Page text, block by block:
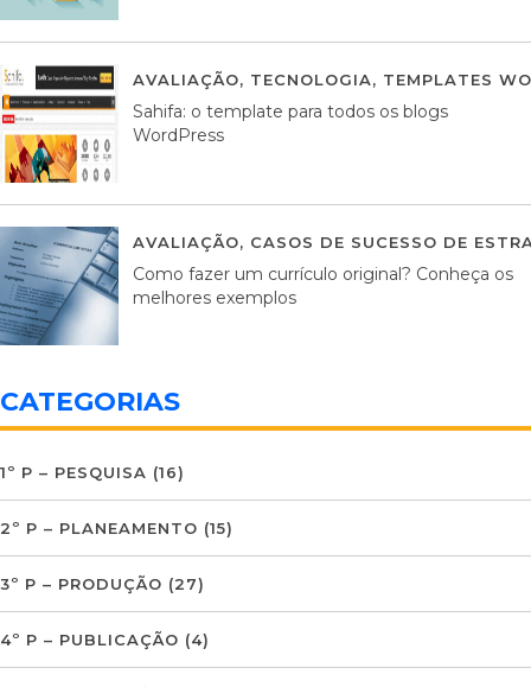
AVALIAÇÃO, TECNOLOGIA, TEMPLATES
Sahifa: o template para todos os blogs
WordPress
AVALIAÇÃO, CASOS DE SUCESSO DE
Como fazer um currículo original? Conheça os
melhores exemplos
CATEGORIAS
1º P – PESQUISA (16)
2º P – PLANEAMENTO (15)
3º P – PRODUÇÃO (27)
4º P – PUBLICAÇÃO (4)